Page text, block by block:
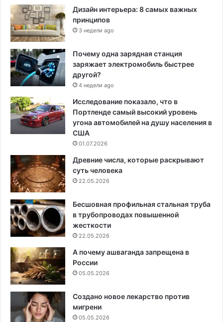
Дизайн интерьера: 8 самых важных
принципов
3 недели ago
Почему одна зарядная станция
заряжает электромобиль быстрее
другой?
4 недели ago
Исследование показало, что в
Портленде самый высокий уровень
угона автомобилей на душу населения в
США
01.07.2026
Древние числа, которые раскрывают
суть человека
22.05.2026
Бесшовная профильная стальная труба
в трубопроводах повышенной
жесткости
22.05.2026
А почему ашваганда запрещена в
России
05.05.2026
Создано новое лекарство против
мигрени
05.05.2026